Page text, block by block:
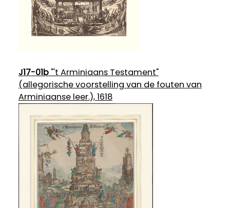
J17-01b"'t Arminiaans Testament"
(allegorische voorstelling van de fouten van
Arminiaanse leer.), 1618